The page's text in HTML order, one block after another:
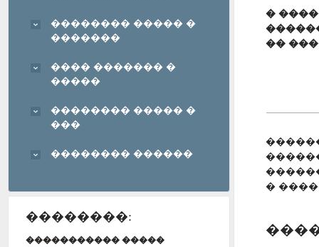
�������� ����� �
�������
���� ������� �
�����
�������� ����� �
���
�������� ������
��������:
����������� �����
�
��
�